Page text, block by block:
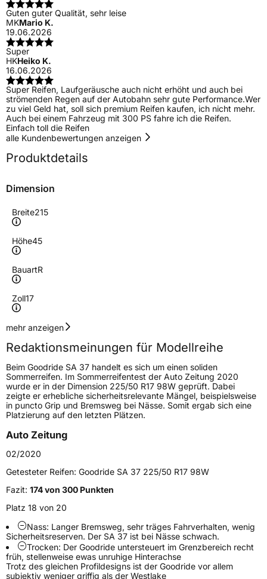
Guten guter Qualität, sehr leise
MKMario K.
19.06.2026
Super
HKHeiko K.
16.06.2026
Super Reifen, Laufgeräusche auch nicht erhöht und auch bei
strömenden Regen auf der Autobahn sehr gute Performance.Wer
zu viel Geld hat, soll sich premium Reifen kaufen, ich nicht mehr.
Auch bei einem Fahrzeug mit 300 PS fahre ich die Reifen.
Einfach toll die Reifen
alle Kundenbewertungen anzeigen
Produktdetails
Dimension
Breite215
Höhe45
BauartR
Zoll17
Geschwindigkeitsindex
Höchstgeschwindigkeit
300 km/h
Lastindex91
Höchstlast615 kg
Gewicht (in kg)9,8 kg
FahrzeugtypPKW
Verwendung Sommerreifen
ModellnameSA 37
Fahrzeugart
PKW & SUV
Weitere Eigenschaften
mehr anzeigen
Redaktionsmeinungen für Modellreihe
Beim Goodride SA 37 handelt es sich um einen soliden
Sommerreifen. Im Sommerreifentest der Auto Zeitung 2020
wurde er in der Dimension 225/50 R17 98W geprüft. Dabei
zeigte er erhebliche sicherheitsrelevante Mängel, beispielsweise
in puncto Grip und Bremsweg bei Nässe. Somit ergab sich eine
Platzierung auf den letzten Plätzen.
Auto Zeitung
02/2020
Getesteter Reifen: Goodride SA 37 225/50 R17 98W
Fazit: 174 von 300 Punkten
Platz 18 von 20
Nass: Langer Bremsweg, sehr träges Fahrverhalten, wenig
Sicherheitsreserven. Der SA 37 ist bei Nässe schwach.
Trocken: Der Goodride untersteuert im Grenzbereich recht
früh, stellenweise ewas unruhige Hinterachse
Trotz des gleichen Profildesigns ist der Goodride vor allem
subjektiv weniger griffig als der Westlake